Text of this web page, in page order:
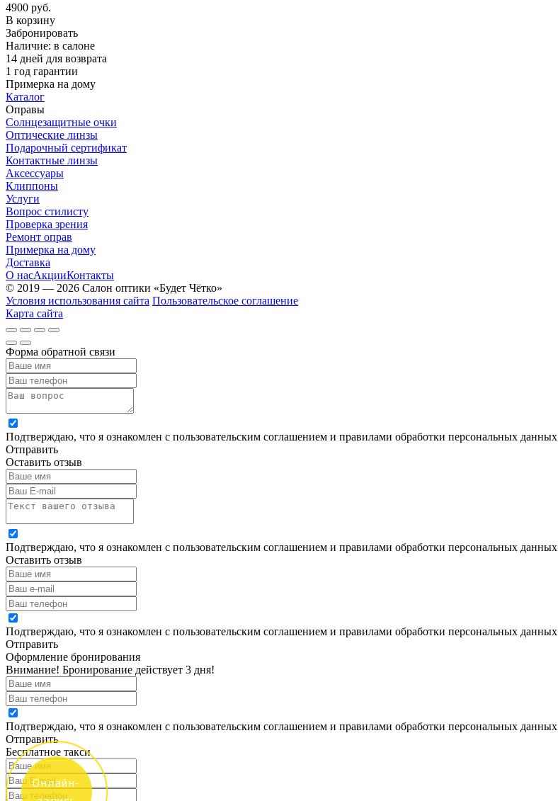
4900 руб.
В корзину
Забронировать
Наличие: в салоне
14 дней для возврата
1 год гарантии
Примерка на дому
Каталог
Оправы
Солнцезащитные очки
Оптические линзы
Подарочный сертификат
Контактные линзы
Аксессуары
Клиппоны
Услуги
Вопрос стилисту
Проверка зрения
Ремонт оправ
Примерка на дому
Доставка
О насАкцииКонтакты
© 2019 — 2026 Салон оптики «Будет Чётко»
Условия использования сайта Пользовательское соглашение
Карта сайта
Форма обратной связи
Подтверждаю, что я ознакомлен с пользовательским соглашением и правилами обработки персональных данных
Отправить
Оставить отзыв
Подтверждаю, что я ознакомлен с пользовательским соглашением и правилами обработки персональных данных
Оставить отзыв
Подтверждаю, что я ознакомлен с пользовательским соглашением и правилами обработки персональных данных
Отправить
Оформление бронирования
Внимание! Бронирование действует 3 дня!
Подтверждаю, что я ознакомлен с пользовательским соглашением и правилами обработки персональных данных
Отправить
Бесплатное такси
Онлайн-